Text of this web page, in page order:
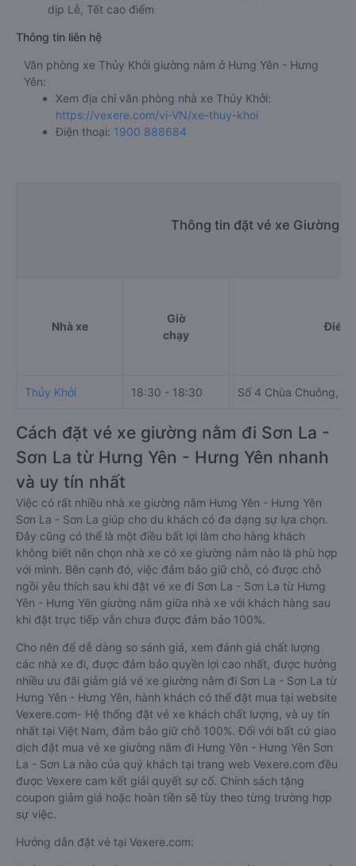
dịp Lễ, Tết cao điểm
Thông tin liên hệ
Văn phòng xe Thủy Khởi giường nằm ở Hưng Yên - Hưng
Yên:
Xem địa chỉ văn phòng nhà xe Thủy Khởi:
https://vexere.com/vi-VN/xe-thuy-khoi
Điện thoại: 1900 888684
Thông tin đặt vé xe Giường
Nhà xe
Giờ
chạy
Điểm
Thủy Khởi 18:30 - 18:30 Số 4 Chùa Chuông,
Cách đặt vé xe giường nằm đi Sơn La -
Sơn La từ Hưng Yên - Hưng Yên nhanh
và uy tín nhất
Việc có rất nhiều nhà xe giường nằm Hưng Yên - Hưng Yên
Sơn La - Sơn La giúp cho du khách có đa dạng sự lựa chọn.
Đây cũng có thể là một điều bất lợi làm cho hàng khách
không biết nên chọn nhà xe có xe giường nằm nào là phù hợp
với mình. Bên cạnh đó, việc đảm bảo giữ chỗ, có được chỗ
ngồi yêu thích sau khi đặt vé xe đi Sơn La - Sơn La từ Hưng
Yên - Hưng Yên giường nằm giữa nhà xe với khách hàng sau
khi đặt trực tiếp vẫn chưa được đảm bảo 100%.
Cho nên để dễ dàng so sánh giá, xem đánh giá chất lượng
các nhà xe đi, được đảm bảo quyền lợi cao nhất, được hưởng
nhiều ưu đãi giảm giá vé xe giường nằm đi Sơn La - Sơn La từ
Hưng Yên - Hưng Yên, hành khách có thể đặt mua tại website
Vexere.com- Hệ thống đặt vé xe khách chất lượng, và uy tín
nhất tại Việt Nam, đảm bảo giữ chỗ 100%. Đối với bất cứ giao
dịch đặt mua vé xe giường nằm đi Hưng Yên - Hưng Yên Sơn
La - Sơn La nào của quý khách tại trang web Vexere.com đều
được Vexere cam kết giải quyết sự cố. Chính sách tặng
coupon giảm giá hoặc hoàn tiền sẽ tùy theo từng trường hợp
sự việc.
Hướng dẫn đặt vé tại Vexere.com: